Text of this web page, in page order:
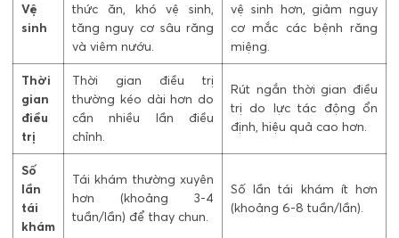
Vệ
sinh
thức ăn, khó vệ sinh,
tăng nguy cơ sâu răng
và viêm nướu.
vệ sinh hơn, giảm nguy
cơ mắc các bệnh răng
miệng.
Thời
gian
điều
trị
Thời gian điều trị
thường kéo dài hơn do
cần nhiều lần điều
chỉnh.
Rút ngắn thời gian điều
trị do lực tác động ổn
định, hiệu quả cao hơn.
Số
lần
tái
khám
Tái khám thường xuyên
hơn (khoảng 3-4
tuần/lần) để thay chun.
Số lần tái khám ít hơn
(khoảng 6-8 tuần/lần).